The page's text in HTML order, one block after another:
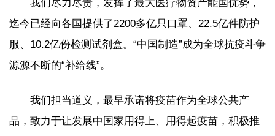
我们尽力尽责，发挥了最大医疗物资产能国优势，
迄今已经向各国提供了2200多亿只口罩、22.5亿件防护
服、10.2亿份检测试剂盒。“中国制造”成为全球抗疫斗争
源源不断的“补给线”。
我们担当道义，最早承诺将疫苗作为全球公共产
品，致力于让发展中国家用得上、用得起疫苗，积极推